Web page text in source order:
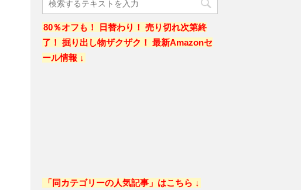
80％オフも！ 日替わり！ 売り切れ次第終
了！ 掘り出し物ザクザク！ 最新Amazonセ
ール情報 ↓
「同カテゴリーの人気記事」はこちら ↓